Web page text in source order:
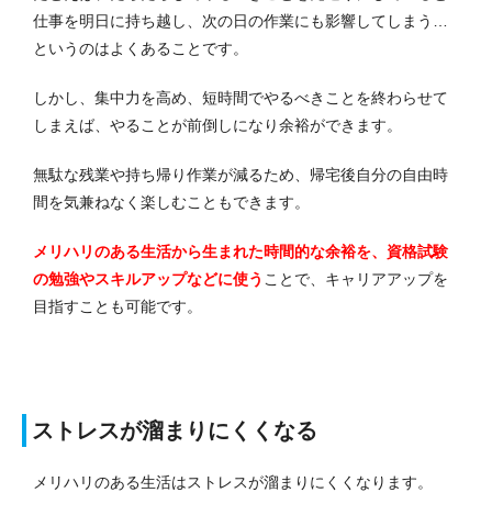
仕事を明日に持ち越し、次の日の作業にも影響してしまう…
というのはよくあることです。
しかし、集中力を高め、短時間でやるべきことを終わらせて
しまえば、やることが前倒しになり余裕ができます。
無駄な残業や持ち帰り作業が減るため、帰宅後自分の自由時
間を気兼ねなく楽しむこともできます。
メリハリのある生活から生まれた時間的な余裕を、資格試験
の勉強やスキルアップなどに使う ことで、キャリアアップを
目指すことも可能です。
ストレスが溜まりにくくなる
メリハリのある生活はストレスが溜まりにくくなります。